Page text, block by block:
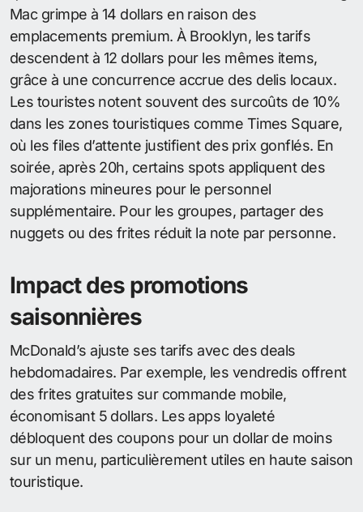
Mac grimpe à 14 dollars en raison des
emplacements premium. À Brooklyn, les tarifs
descendent à 12 dollars pour les mêmes items,
grâce à une concurrence accrue des delis locaux.
Les touristes notent souvent des surcoûts de 10%
dans les zones touristiques comme Times Square,
où les files d’attente justifient des prix gonflés. En
soirée, après 20h, certains spots appliquent des
majorations mineures pour le personnel
supplémentaire. Pour les groupes, partager des
nuggets ou des frites réduit la note par personne.
Impact des promotions
saisonnières
McDonald’s ajuste ses tarifs avec des deals
hebdomadaires. Par exemple, les vendredis offrent
des frites gratuites sur commande mobile,
économisant 5 dollars. Les apps loyaleté
débloquent des coupons pour un dollar de moins
sur un menu, particulièrement utiles en haute saison
touristique.